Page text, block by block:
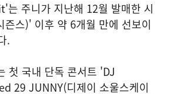
주니가 지난해 12월 발매한 시
즌스)' 이후 약 6개월 만에 선보이
.
첫 국내 단독 콘서트 'DJ
29 JUNNY(디제이 소울스케이